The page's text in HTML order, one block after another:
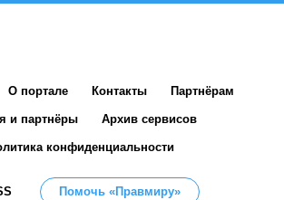
О портале Контакты Партнёрам
и партнёры Архив сервисов
конфиденциальности
Помочь «Правмиру»